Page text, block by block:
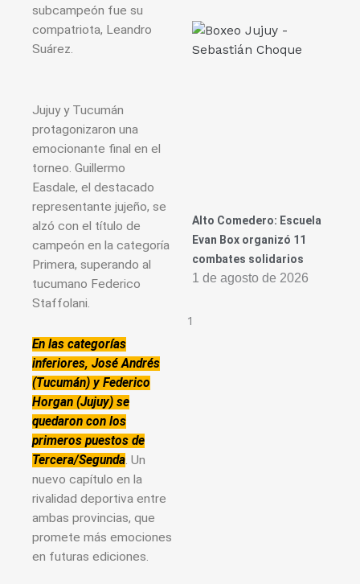
subcampeón fue su
compatriota, Leandro
Suárez.
Jujuy y Tucumán
protagonizaron una
emocionante final en el
torneo. Guillermo
Easdale, el destacado
representante jujeño, se
alzó con el título de
campeón en la categoría
Primera, superando al
tucumano Federico
Staffolani.
En las categorías
inferiores, José Andrés
(Tucumán) y Federico
Horgan (Jujuy) se
quedaron con los
primeros puestos de
Tercera/Segunda. Un
nuevo capítulo en la
rivalidad deportiva entre
ambas provincias, que
promete más emociones
en futuras ediciones.
Alto Comedero: Escuela
Evan Box organizó 11
combates solidarios
1 de agosto de 2026